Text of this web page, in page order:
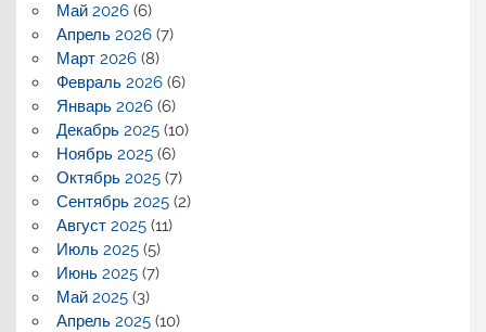
Май 2026(6)
Апрель 2026(7)
Март 2026(8)
Февраль 2026(6)
Январь 2026(6)
Декабрь 2025(10)
Ноябрь 2025(6)
Октябрь 2025(7)
Сентябрь 2025(2)
Август 2025(11)
Июль 2025(5)
Июнь 2025(7)
Май 2025(3)
Апрель 2025(10)